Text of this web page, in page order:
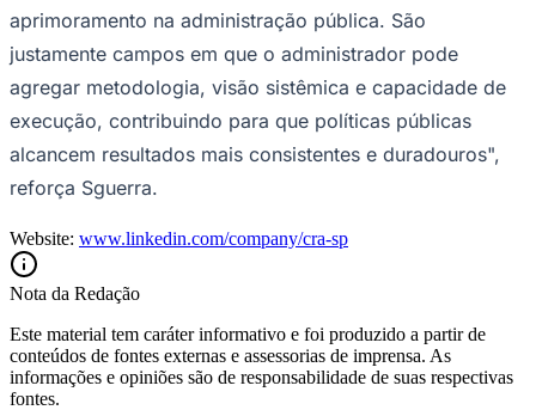
aprimoramento na administração pública. São
justamente campos em que o administrador pode
agregar metodologia, visão sistêmica e capacidade de
execução, contribuindo para que políticas públicas
alcancem resultados mais consistentes e duradouros",
reforça Sguerra.
Website: www.linkedin.com/company/cra-sp
Nota da Redação
Este material tem caráter informativo e foi produzido a partir de
conteúdos de fontes externas e assessorias de imprensa. As
informações e opiniões são de responsabilidade de suas respectivas
fontes.